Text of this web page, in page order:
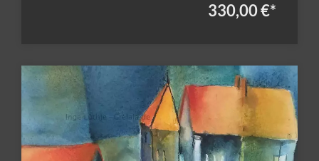
330,00 €*